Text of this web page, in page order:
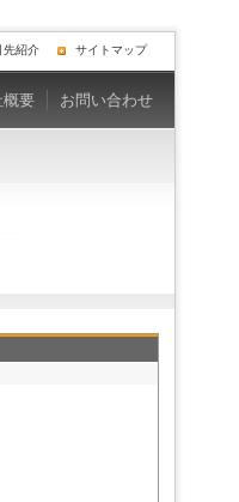
概要 お問い合わせ
先紹介 サイトマップ